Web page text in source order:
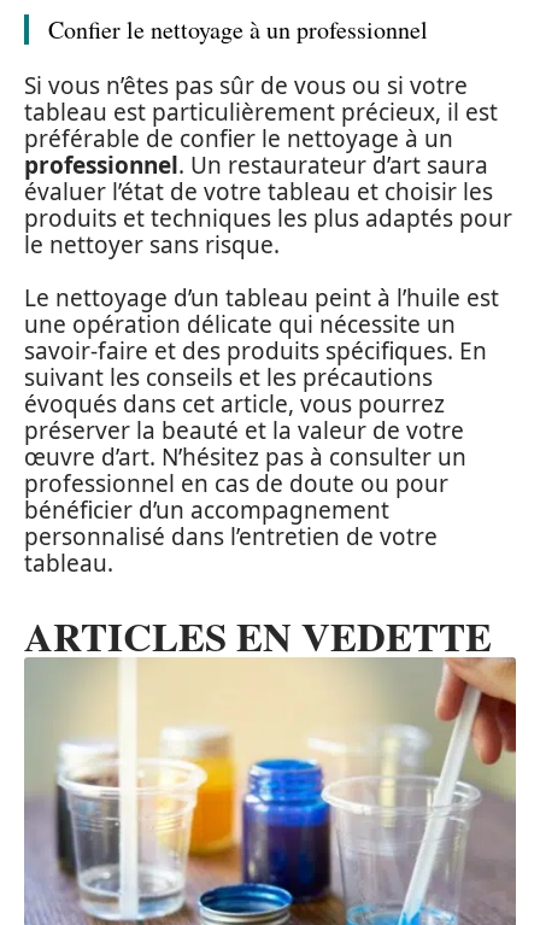
Confier le nettoyage à un professionnel
Si vous n’êtes pas sûr de vous ou si votre
tableau est particulièrement précieux, il est
préférable de confier le nettoyage à un
professionnel. Un restaurateur d’art saura
évaluer l’état de votre tableau et choisir les
produits et techniques les plus adaptés pour
le nettoyer sans risque.
Le nettoyage d’un tableau peint à l’huile est
une opération délicate qui nécessite un
savoir-faire et des produits spécifiques. En
suivant les conseils et les précautions
évoqués dans cet article, vous pourrez
préserver la beauté et la valeur de votre
œuvre d’art. N’hésitez pas à consulter un
professionnel en cas de doute ou pour
bénéficier d’un accompagnement
personnalisé dans l’entretien de votre
tableau.
ARTICLES EN VEDETTE